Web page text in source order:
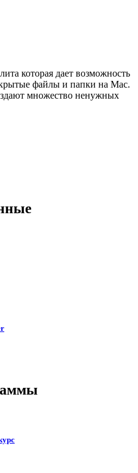
которая дает возможность
файлы и папки на Mac.
множество ненужных